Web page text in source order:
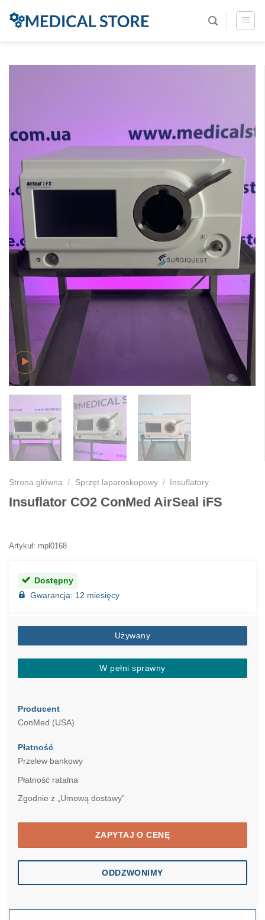
Strona główna / Sprzęt laparoskopowy / Insuflatory
Insuflator CO2 ConMed AirSeal iFS
Artykuł: mpl0168
Dostępny
Gwarancja: 12 miesięcy
Używany
W pełni sprawny
Producent
ConMed (USA)
Płatność
Przelew bankowy
Płatność ratalna
Zgodnie z „Umową dostawy”
ZAPYTAJ O CENĘ
ODDZWONIMY